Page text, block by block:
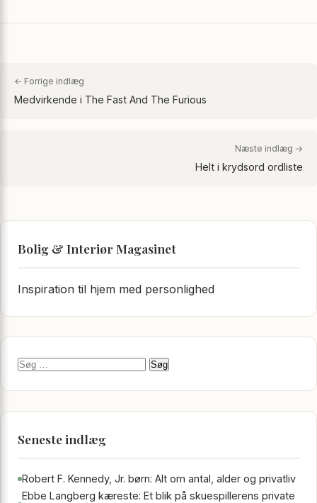
← Forrige indlæg
Medvirkende i The Fast And The Furious
Næste indlæg →
Helt i krydsord ordliste
Bolig & Interiør Magasinet
Inspiration til hjem med personlighed
Søg efter:
Seneste indlæg
Robert F. Kennedy, Jr. børn: Alt om antal, alder og privatliv
Ebbe Langberg kæreste: Et blik på skuespillerens private